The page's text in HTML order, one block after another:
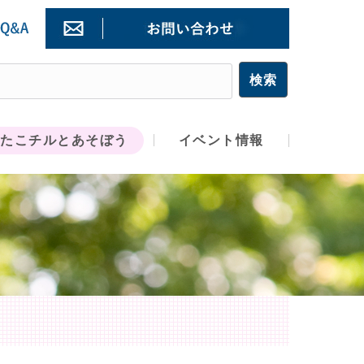
たこチルとあそぼう イベント情報